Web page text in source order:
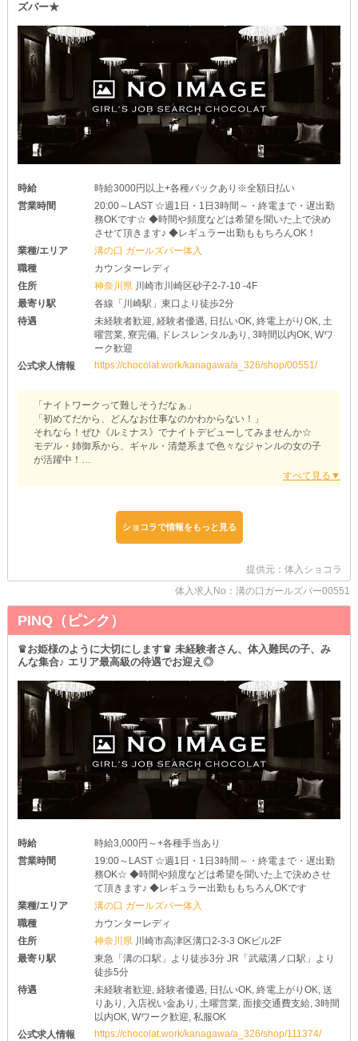
お酒なしでだって気楽にバイトできるため、不安な子はぜひご相談
＊収入面でのサポート
￣￣￣￣￣￣￣￣￣￣￣￣￣
《ノルマなし》の体制を徹底しているんです◎
つまり、数字を気にして無理したりキャパ以上に頑張ったりはする
必要もありません。
そんなことしなくても安定して稼げるのでご安心を♪
…こんな風に、お店作りを丁寧にこだわった【プラス】で気楽に稼
ぎませんか？
皆さんにお会いできる日を楽しみにしています
ズバー★
時給
時給3000円以上+各種バックあり※全額日払い
営業時間
20:00～LAST ☆週1日・1日3時間～・終電まで・遅出勤
務OKです☆ ◆時間や頻度などは希望を聞いた上で決め
させて頂きます♪ ◆レギュラー出勤ももちろんOK！
業種/エリア
溝の口 ガールズバー体入
職種
カウンターレディ
住所
神奈川県 川崎市川崎区砂子2-7-10 -4F
最寄り駅
各線「川崎駅」東口より徒歩2分
待遇
未経験者歓迎, 経験者優遇, 日払いOK, 終電上がりOK, 土
曜営業, 寮完備, ドレスレンタルあり, 3時間以内OK, Wワ
ーク歓迎
公式求人情報
https://chocolat.work/kanagawa/a_326/shop/00551/
「ナイトワークって難しそうだなぁ」
「初めてだから、どんなお仕事なのかわからない！」
それなら！ぜひ《ルミナス》でナイトデビューしてみませんか☆
モデル・姉御系から、ギャル・清楚系まで色々なジャンルの女の子
が活躍中！
ブラックを基調とした内装は、シックな空気が漂い大人の隠れ家風
席はカウンターのみなので、お客様の隣に座って接客…は絶対にあ
当店で活躍している女の子は、みんな仲良し◎
辞める子が本当に少ない、『稼ぎやすい×働きやすい』お店なんで
す♪
新しく入ってきた子にはこちらからドンドン話しかけるので、人見
知りさんでも大丈夫！
未経験者さんは、イチからお仕事をレクチャーします◎わからない
経験者さんは、ぜひそのスキルを活かして、さらにお店を盛り上げ
ちゃいましょう☆
▼△どんな子でも絶対に稼げます！△▼
ガールズバーでは珍しい“高額”の“時給永久保証制度”があるので、
頑張った分だけ、お給料が増えていく仕組みです♪
各種バックも合わせると、時給以上に稼げるチャンス☆
「ノルマ」「強制」「罰金」「ペナルティ」は絶対にありませんよ
ショコラで情報をもっと見る
提供元：体入ショコラ
体入求人No：溝の口ガールズバー00551
PINQ（ピンク）
♛お姫様のように大切にします♛ 未経験者さん、体入難民の子、み
んな集合♪ エリア最高級の待遇でお迎え◎
時給
時給3,000円～+各種手当あり
営業時間
19:00～LAST ☆週1日・1日3時間～・終電まで・遅出勤
務OK☆ ◆時間や頻度などは希望を聞いた上で決めさせ
て頂きます♪ ◆レギュラー出勤ももちろんOKです
業種/エリア
溝の口 ガールズバー体入
職種
カウンターレディ
住所
神奈川県 川崎市高津区溝口2-3-3 OKビル2F
最寄り駅
東急「溝の口駅」より徒歩3分 JR「武蔵溝ノ口駅」より
徒歩5分
待遇
未経験者歓迎, 経験者優遇, 日払いOK, 終電上がりOK, 送
りあり, 入店祝い金あり, 土曜営業, 面接交通費支給, 3時間
以内OK, Wワーク歓迎, 私服OK
公式求人情報
https://chocolat.work/kanagawa/a_326/shop/111374/